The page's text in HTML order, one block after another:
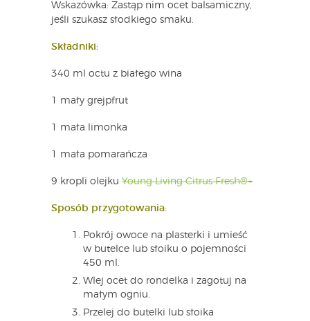
Wskazówka: Zastąp nim ocet balsamiczny,
jeśli szukasz słodkiego smaku.
Składniki:
340 ml octu z białego wina
1 mały grejpfrut
1 mała limonka
1 mała pomarańcza
9 kropli olejku Young Living Citrus Fresh®+
Sposób przygotowania:
Pokrój owoce na plasterki i umieść
w butelce lub słoiku o pojemności
450 ml.
Wlej ocet do rondelka i zagotuj na
małym ogniu.
Przelej do butelki lub słoika